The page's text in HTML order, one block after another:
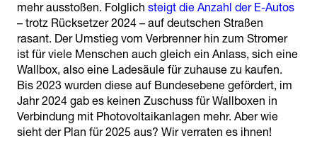
mehr ausstoßen. Folglich steigt die Anzahl der E-Autos
– trotz Rücksetzer 2024 – auf deutschen Straßen
rasant. Der Umstieg vom Verbrenner hin zum Stromer
ist für viele Menschen auch gleich ein Anlass, sich eine
Wallbox, also eine Ladesäule für zuhause zu kaufen.
Bis 2023 wurden diese auf Bundesebene gefördert, im
Jahr 2024 gab es keinen Zuschuss für Wallboxen in
Verbindung mit Photovoltaikanlagen mehr. Aber wie
sieht der Plan für 2025 aus? Wir verraten es ihnen!